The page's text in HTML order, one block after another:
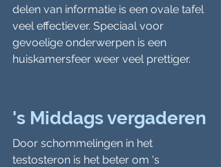
delen van informatie is een ovale tafel
veel effectiever. Speciaal voor
gevoelige onderwerpen is een
huiskamersfeer weer veel prettiger.
's Middags vergaderen
Door schommelingen in het
testosteron is het beter om 's